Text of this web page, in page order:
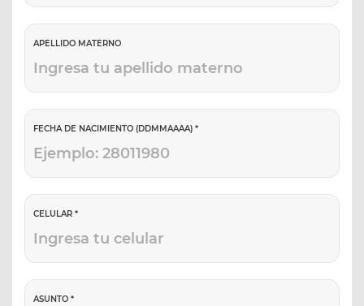
APELLIDO MATERNO
FECHA DE NACIMIENTO (DDMMAAAA) *
CELULAR *
ASUNTO *